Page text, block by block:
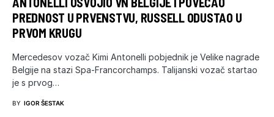
PREDNOST U PRVENSTVU, RUSSELL ODUSTAO U
PRVOM KRUGU
Mercedesov vozač Kimi Antonelli pobjednik je Velike nagrade
Belgije na stazi Spa-Francorchamps. Talijanski vozač startao
je s prvog…
BY IGOR ŠESTAK